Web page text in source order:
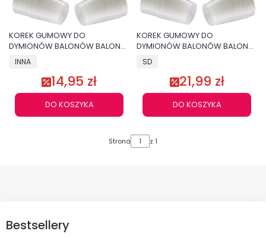
KOREK GUMOWY DO
DYMIONÓW BALONÓW BALONU
WINO KORKI
INNA
14,95 zł
DO KOSZYKA
KOREK GUMOWY DO
DYMIONÓW BALONÓW BALONU
WINO KORKI
SD
21,99 zł
DO KOSZYKA
Strona z 1
Bestsellery